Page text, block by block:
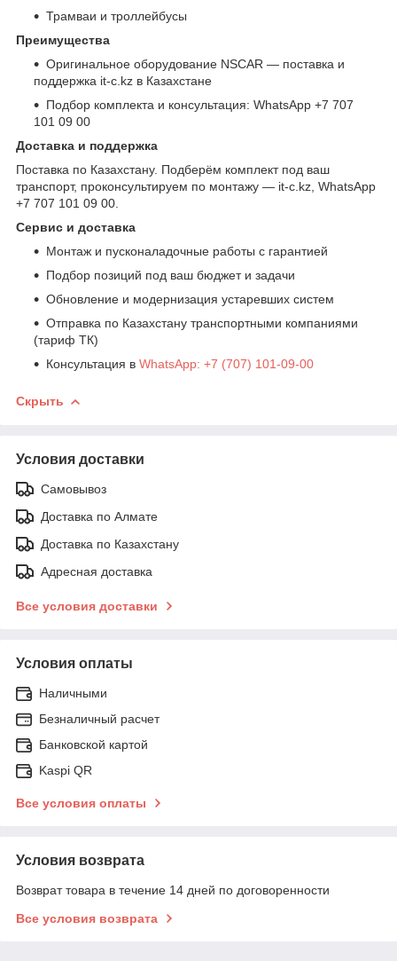
Трамваи и троллейбусы
Преимущества
Оригинальное оборудование NSCAR — поставка и
поддержка it-c.kz в Казахстане
Подбор комплекта и консультация: WhatsApp +7 707
101 09 00
Доставка и поддержка
Поставка по Казахстану. Подберём комплект под ваш
транспорт, проконсультируем по монтажу — it-c.kz, WhatsApp
+7 707 101 09 00.
Сервис и доставка
Монтаж и пусконаладочные работы с гарантией
Подбор позиций под ваш бюджет и задачи
Обновление и модернизация устаревших систем
Отправка по Казахстану транспортными компаниями
(тариф ТК)
Консультация в WhatsApp: +7 (707) 101-09-00
Скрыть
Условия доставки
Самовывоз
Доставка по Алмате
Доставка по Казахстану
Адресная доставка
Все условия доставки
Условия оплаты
Наличными
Безналичный расчет
Банковской картой
Kaspi QR
Все условия оплаты
Условия возврата
Возврат товара в течение 14 дней по договоренности
Все условия возврата